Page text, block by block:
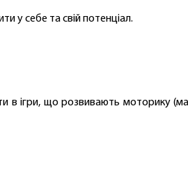
у себе та свій потенціал.
в ігри, що розвивають